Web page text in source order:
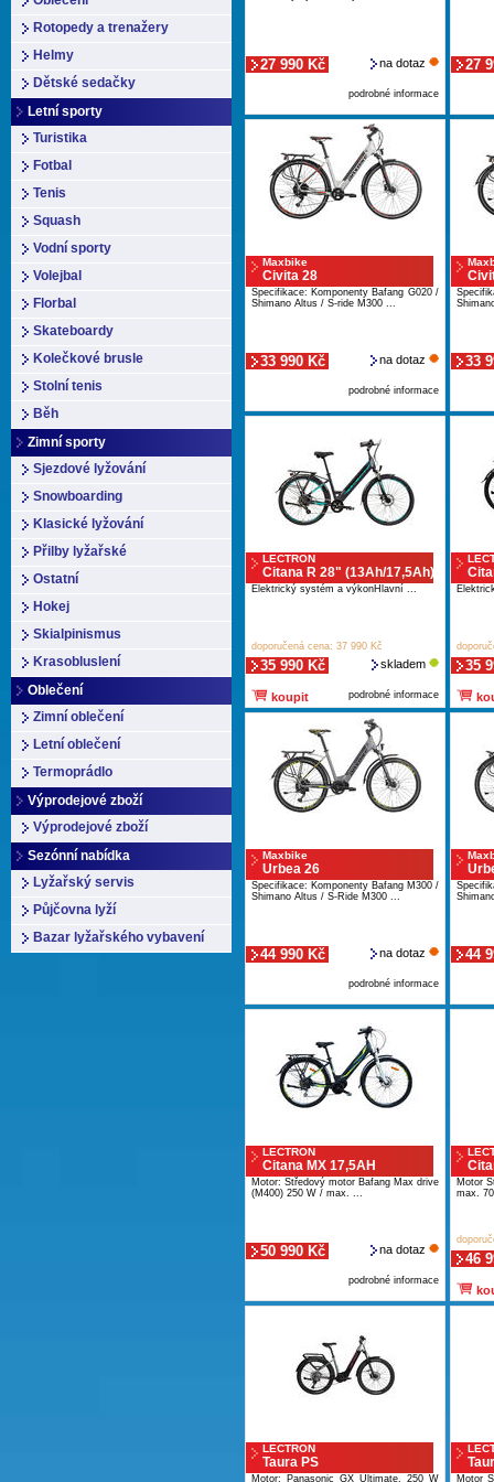
Rotopedy a trenažery
Helmy
Dětské sedačky
Letní sporty
Turistika
Fotbal
Tenis
Squash
Vodní sporty
Volejbal
Florbal
Skateboardy
Kolečkové brusle
Stolní tenis
Běh
Zimní sporty
Sjezdové lyžování
Snowboarding
Klasické lyžování
Přilby lyžařské
Ostatní
Hokej
Skialpinismus
Krasobluslení
Oblečení
Zimní oblečení
Letní oblečení
Termoprádlo
Výprodejové zboží
Výprodejové zboží
Sezónní nabídka
Lyžařský servis
Půjčovna lyží
Bazar lyžařského vybavení
27 990 Kč na dotaz
podrobné informace
27
Maxbike
Civita 28
Specifikace: Komponenty Bafang G020 /
Shimano Altus / S-ride M300 ...
33 990 Kč na dotaz
podrobné informace
33
LECTRON
Citana R 28" (13Ah/17,5Ah)
Elektrický systém a výkonHlavní ...
doporučená cena: 37 990 Kč
35 990 Kč skladem
koupit podrobné informace
35
Maxbike
Urbea 26
Specifikace: Komponenty Bafang M300 /
Shimano Altus / S-Ride M300 ...
44 990 Kč na dotaz
podrobné informace
44
LECTRON
Citana MX 17,5AH
Motor: Středový motor Bafang Max drive
(M400) 250 W / max. ...
50 990 Kč na dotaz
podrobné informace
Motor
max.
46
LECTRON
Taura PS
Motor: Panasonic GX Ultimate, 250 W Motor